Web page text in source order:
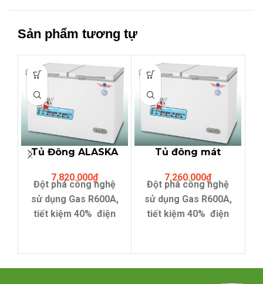
Sản phẩm tương tự
Tủ Đông ALASKA
Lit,hai ngăn đông
mát)
7.820.000₫
Đột phá công nghệ
sử dụng Gas R600A,
tiết kiệm 40% điện
Tủ đông mát
5067N (500Lit,2
ngăn đông mát)
7.260.000₫
Đột phá công nghệ
sử dụng Gas R600A,
tiết kiệm 40% điện